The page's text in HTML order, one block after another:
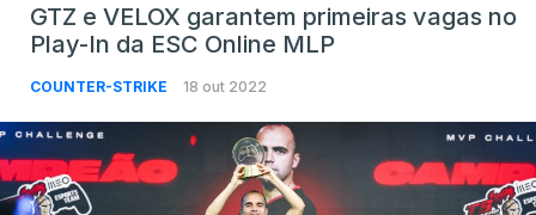
GTZ e VELOX garantem primeiras vagas no
Play-In da ESC Online MLP
COUNTER-STRIKE 18 out 2022